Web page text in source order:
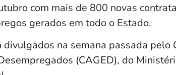
com mais de 800 novas
gerados em todo o Estado.
divulgados na semana passada pelo
(CAGED), do